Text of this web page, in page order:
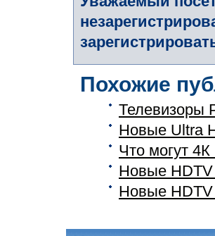
Похожие
Телевизоры
Новые Ultra
Что могут
Новые
Новые